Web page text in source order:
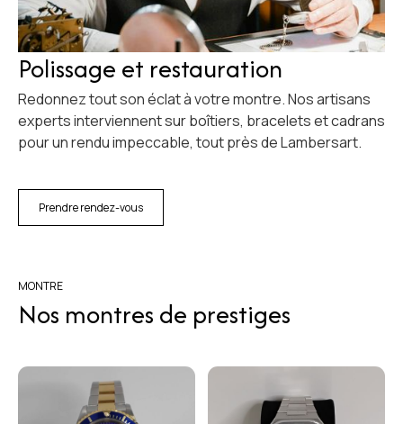
Polissage et restauration
Redonnez tout son éclat à votre montre. Nos artisans
experts interviennent sur boîtiers, bracelets et cadrans
pour un rendu impeccable, tout près de Lambersart.
Prendre rendez-vous
MONTRE
Nos montres de prestiges